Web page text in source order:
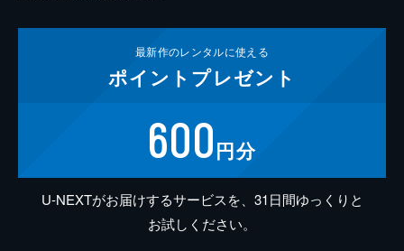
最新作のレンタルに使える
ポイント プレゼント
600円分
U-NEXTがお届けするサービスを、31日間ゆっくりと
お試しください。